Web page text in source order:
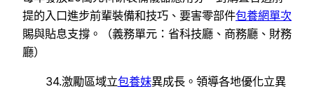
提的入口進步前輩裝備和技巧、要害零部件包養網單次
賜與貼息支撐。（義務單元：省科技廳、商務廳、財務
廳）
34.激勵區域立包養妹異成長。領導各地優化立異